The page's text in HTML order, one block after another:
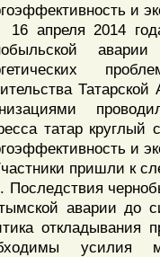
и
2014 года
татар круглый
и
пришли к
аварии до
откладывания
усилия